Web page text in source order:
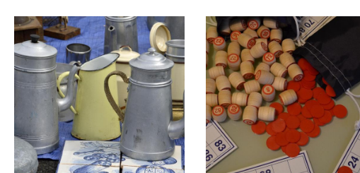
Vide grenier, concert et atelier
de fabrication dans le charmant
petit village
Organizzato da Villars
Animations. Rinfresco e dolci in
vendita. I bambini devono
essere accompagnati.